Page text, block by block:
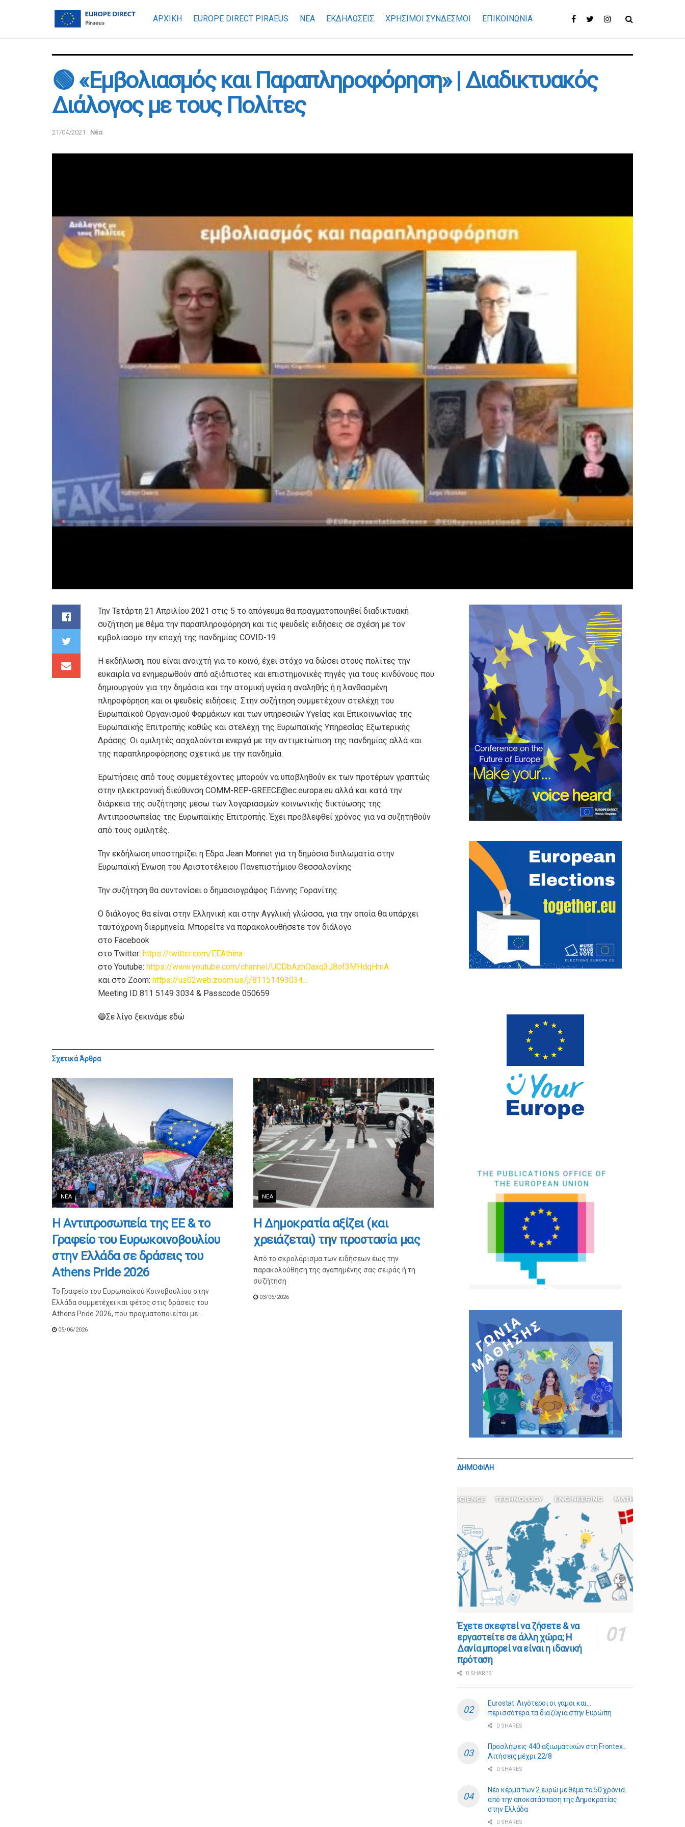
ΑΡΧΙΚΗ EUROPE DIRECT PIRAEUS ΝΕΑ ΕΚΔΗΛΩΣΕΙΣ ΧΡΉΣΙΜΟΙ ΣΎΝΔΕΣΜΟΙ ΕΠΙΚΟΙΝΩΝΊΑ
🟢 «Εμβολιασμός και Παραπληροφόρηση» | Διαδικτυακός
Διάλογος με τους Πολίτες
21/04/2021 Νέα
Την Τετάρτη 21 Απριλίου 2021 στις 5 το απόγευμα θα πραγματοποιηθεί διαδικτυακή
συζήτηση με θέμα την παραπληροφόρηση και τις ψευδείς ειδήσεις σε σχέση με τον
εμβολιασμό την εποχή της πανδημίας COVID-19.
Η εκδήλωση, που είναι ανοιχτή για το κοινό, έχει στόχο να δώσει στους πολίτες την
ευκαιρία να ενημερωθούν από αξιόπιστες και επιστημονικές πηγές για τους κινδύνους που
δημιουργούν για την δημόσια και την ατομική υγεία η αναληθής ή η λανθασμένη
πληροφόρηση και οι ψευδείς ειδήσεις. Στην συζήτηση συμμετέχουν στελέχη του
Ευρωπαϊκού Οργανισμού Φαρμάκων και των υπηρεσιών Υγείας και Επικοινωνίας της
Ευρωπαϊκής Επιτροπής καθώς και στελέχη της Ευρωπαϊκής Υπηρεσίας Εξωτερικής
Δράσης. Οι ομιλητές ασχολούνται ενεργά με την αντιμετώπιση της πανδημίας αλλά και
της παραπληροφόρησης σχετικά με την πανδημία.
Ερωτήσεις από τους συμμετέχοντες μπορούν να υποβληθούν εκ των προτέρων γραπτώς
στην ηλεκτρονική διεύθυνση COMM-REP-GREECE@ec.europa.eu αλλά και κατά την
διάρκεια της συζήτησης μέσω των λογαριασμών κοινωνικής δικτύωσης της
Αντιπροσωπείας της Ευρωπαϊκής Επιτροπής. Έχει προβλεφθεί χρόνος για να συζητηθούν
από τους ομιλητές.
Την εκδήλωση υποστηρίζει η Έδρα Jean Monnet για τη δημόσια διπλωματία στην
Ευρωπαϊκή Ένωση του Αριστοτέλειου Πανεπιστήμιου Θεσσαλονίκης
Την συζήτηση θα συντονίσει ο δημοσιογράφος Γιάννης Γορανίτης.
O διάλογος θα είναι στην Ελληνική και στην Αγγλική γλώσσα, για την οποία θα υπάρχει
ταυτόχρονη διερμηνεία. Μπορείτε να παρακολουθήσετε τον διάλογο
στο Facebook
στo Twitter: https://twitter.com/EEAthina
στο Youtube: https://www.youtube.com/channel/UCDbAzhOaxq3J8of3MHdqHmA
και στο Zoom: https://us02web.zoom.us/j/81151493034…
Meeting ID 811 5149 3034 & Passcode 050659
🔵Σε λίγο ξεκινάμε εδώ
ΣχετικάΆρθρα
ΝΈΑ
Η Αντιπροσωπεία της ΕΕ & το
Γραφείο του Ευρωκοινοβουλίου
στην Ελλάδα σε δράσεις του
Athens Pride 2026
Το Γραφείο του Ευρωπαϊκού Κοινοβουλίου στην
Ελλάδα συμμετέχει και φέτος στις δράσεις του
Athens Pride 2026, που πραγματοποιείται με...
05/06/2026
ΝΈΑ
Η Δημοκρατία αξίζει (και
χρειάζεται) την προστασία μας
Από το σκρολάρισμα των ειδήσεων έως την
παρακολούθηση της αγαπημένης σας σειράς ή τη
συζήτηση
03/06/2026
ΔΗΜΟΦΙΛΗ
​​Έχετε σκεφτεί να ζήσετε & να
εργαστείτε σε άλλη χώρα; Η
Δανία μπορεί να είναι η ιδανική
πρόταση
0 SHARES
Eurostat: Λιγότεροι οι γάμοι και…
περισσότερα τα διαζύγια στην Ευρώπη
0 SHARES
Προσλήψεις 440 αξιωματικών στη Frontex…
Αιτήσεις μέχρι 22/8
0 SHARES
Νέο κέρμα των 2 ευρώ με θέμα τα 50 χρόνια
από την αποκατάσταση της Δημοκρατίας
στην Ελλάδα
0 SHARES